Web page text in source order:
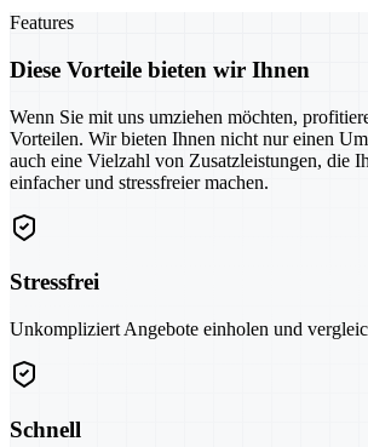
Features
Diese Vorteile bieten wir Ihnen
Wenn Sie mit uns umziehen möchten,
Vorteilen. Wir bieten Ihnen nicht nur einen
auch eine Vielzahl von Zusatzleistungen, die
einfacher und stressfreier machen.
Stressfrei
Unkompliziert Angebote einholen und
Schnell